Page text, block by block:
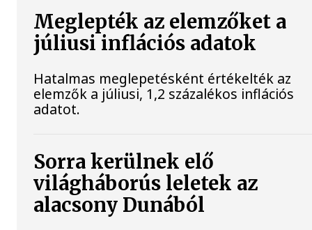
Meglepték az elemzőket a
júliusi inflációs adatok
Hatalmas meglepetésként értékelték az
elemzők a júliusi, 1,2 százalékos inflációs
adatot.
Sorra kerülnek elő
világháborús leletek az
alacsony Dunából